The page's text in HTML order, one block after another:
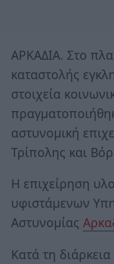
ΑΡΚΑΔΙΑ. Στο
καταστολής
στοιχεία
αστυνομική
Τρίπολης και
Η επιχείρηση
υφιστάμενων
Αστυνομίας
Κατά τη